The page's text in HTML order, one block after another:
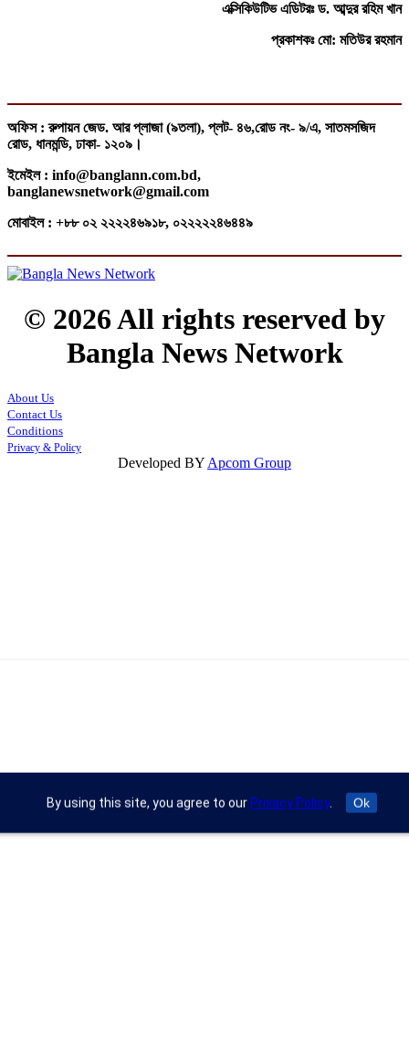
এক্সিকিউটিভ এডিটরঃ ড. আব্দুর রহিম খান
প্রকাশকঃ মো: মতিউর রহমান
অফিস : রুপায়ন জেড. আর প্লাজা (৯তলা), প্লট- ৪৬,রোড নং- ৯/এ, সাতমসজিদ
রোড, ধানমন্ডি, ঢাকা- ১২০৯।
ইমেইল : info@banglann.com.bd,
banglanewsnetwork@gmail.com
মোবাইল : +৮৮ ০২ ২২২২৪৬৯১৮, ০২২২২২৪৬৪৪৯
© 2026 All rights reserved by
Bangla News Network
About Us
Contact Us
Conditions
Privacy & Policy
Developed BY Apcom Group
By using this site, you agree to ourPrivacy Policy. Ok